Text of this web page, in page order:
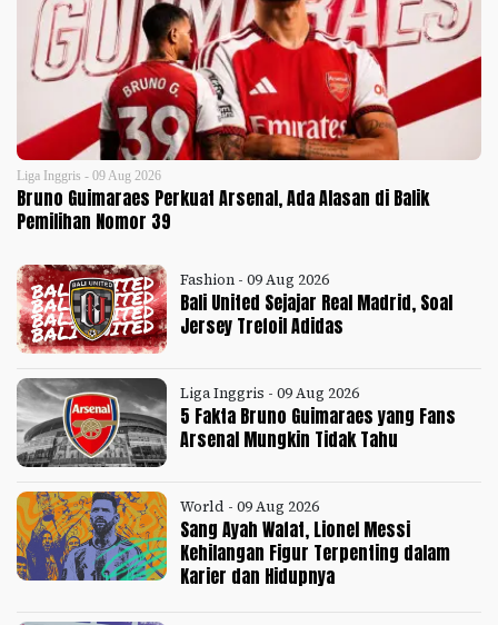
Liga Inggris - 09 Aug 2026
Bruno Guimaraes Perkuat Arsenal, Ada Alasan di Balik
Pemilihan Nomor 39
Fashion - 09 Aug 2026
Bali United Sejajar Real Madrid, Soal
Jersey Trefoil Adidas
Liga Inggris - 09 Aug 2026
5 Fakta Bruno Guimaraes yang Fans
Arsenal Mungkin Tidak Tahu
World - 09 Aug 2026
Sang Ayah Wafat, Lionel Messi
Kehilangan Figur Terpenting dalam
Karier dan Hidupnya